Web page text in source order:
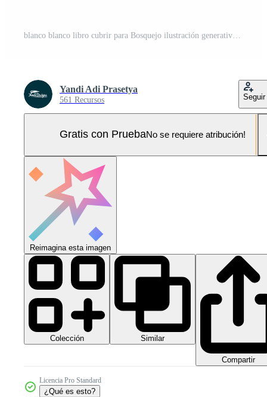
Yandi Adi Prasetya
561 Recursos Seguir
Gratis con PruebaNo se requiere atribución!
Reimagina esta imagen
Colección Similar
Compartir
Licencia Pro Standard
¿Qué es esto?